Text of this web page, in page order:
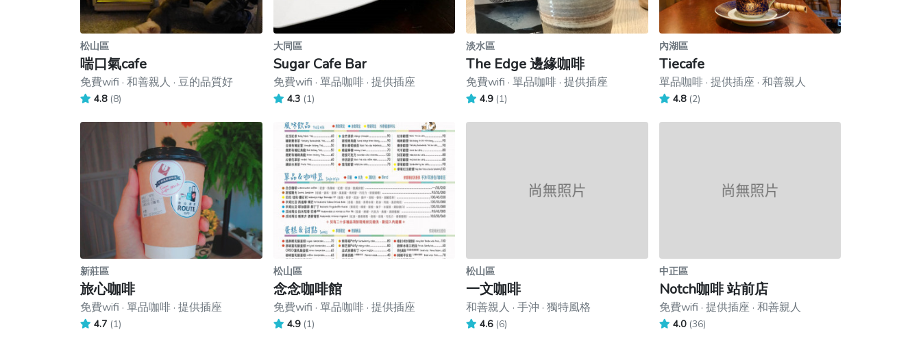
松山區
喘口氣cafe
免費wifi · 和善親人 · 豆的品質好
4.8 (8)
大同區
Sugar Cafe Bar
免費wifi · 單品咖啡 · 提供插座
4.3 (1)
淡水區
The Edge 邊緣咖啡
免費wifi · 單品咖啡 · 提供插座
4.9 (1)
內湖區
Tiecafe
單品咖啡 · 提供插座 · 和善親人
4.8 (2)
新莊區
旅心咖啡
免費wifi · 單品咖啡 · 提供插座
4.7 (1)
松山區
念念咖啡館
免費wifi · 單品咖啡 · 提供插座
4.9 (1)
松山區
一文咖啡
和善親人 · 手沖 · 獨特風格
4.6 (6)
中正區
Notch咖啡 站前店
免費wifi · 提供插座 · 和善親人
4.0 (36)